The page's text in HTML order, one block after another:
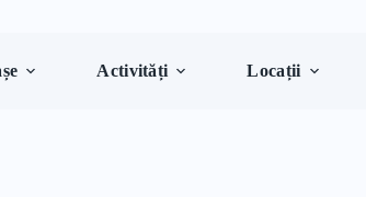
Activități Locații